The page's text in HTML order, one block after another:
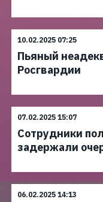
10.02.2025 07:25
Пьяный
Росгвардии
07.02.2025 15:07
Сотрудники
задержали
06.02.2025 14:13